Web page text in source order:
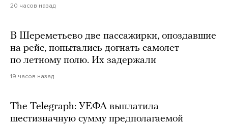
20 часов назад
В Шереметьево две пассажирки, опоздавшие
на рейс, попытались догнать самолет
по летному полю. Их задержали
19 часов назад
The Telegraph: УЕФА выплатила
шестизначную сумму предполагаемой